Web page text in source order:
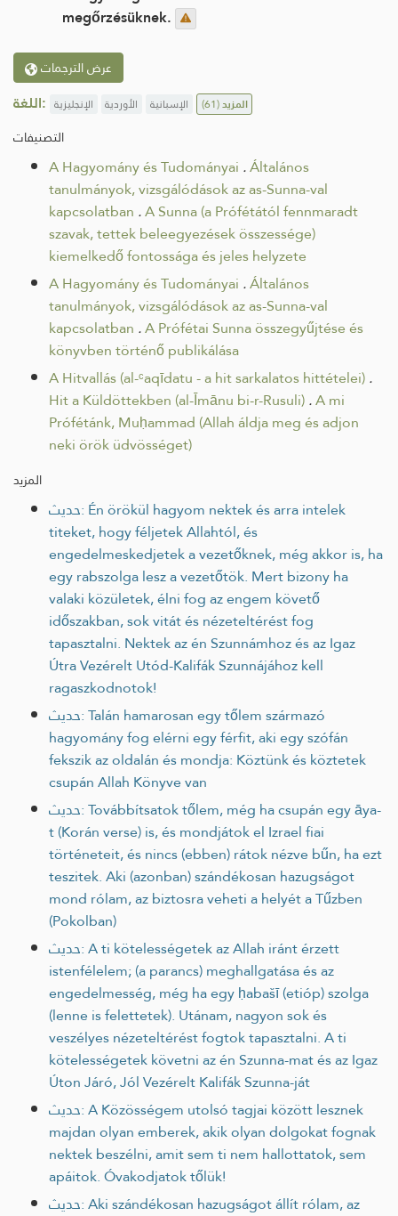
megőrzésüknek.
عرض الترجمات
اللغة: الإنجليزية الأوردية الإسبانية المزيد(61)
التصنيفات
A Hagyomány és Tudományai .Általános
tanulmányok, vizsgálódások az as-Sunna-val
kapcsolatban .A Sunna (a Prófétától fennmaradt
szavak, tettek beleegyezések összessége)
kiemelkedő fontossága és jeles helyzete
A Hagyomány és Tudományai .Általános
tanulmányok, vizsgálódások az as-Sunna-val
kapcsolatban .A Prófétai Sunna összegyűjtése és
könyvben történő publikálása
A Hitvallás (al-ᶜaqīdatu - a hit sarkalatos hittételei).
Hit a Küldöttekben (al-Īmānu bi-r-Rusuli).A mi
Prófétánk, Muḥammad (Allah áldja meg és adjon
neki örök üdvösséget)
المزيد
حديث: Én örökül hagyom nektek és arra intelek
titeket, hogy féljetek Allahtól, és
engedelmeskedjetek a vezetőknek, még akkor is, ha
egy rabszolga lesz a vezetőtök. Mert bizony ha
valaki közületek, élni fog az engem követő
időszakban, sok vitát és nézeteltérést fog
tapasztalni. Nektek az én Szunnámhoz és az Igaz
Útra Vezérelt Utód-Kalifák Szunnájához kell
ragaszkodnotok!
حديث: Talán hamarosan egy tőlem származó
hagyomány fog elérni egy férfit, aki egy szófán
fekszik az oldalán és mondja: Köztünk és köztetek
csupán Allah Könyve van
حديث: Továbbítsatok tőlem, még ha csupán egy āya-
t (Korán verse) is, és mondjátok el Izrael fiai
történeteit, és nincs (ebben) rátok nézve bűn, ha ezt
teszitek. Aki (azonban) szándékosan hazugságot
mond rólam, az biztosra veheti a helyét a Tűzben
(Pokolban)
حديث: A ti kötelességetek az Allah iránt érzett
istenfélelem; (a parancs) meghallgatása és az
engedelmesség, még ha egy ḥabašī (etióp) szolga
(lenne is felettetek). Utánam, nagyon sok és
veszélyes nézeteltérést fogtok tapasztalni. A ti
kötelességetek követni az én Szunna-mat és az Igaz
Úton Járó, Jól Vezérelt Kalifák Szunna-ját
حديث: A Közösségem utolsó tagjai között lesznek
majdan olyan emberek, akik olyan dolgokat fognak
nektek beszélni, amit sem ti nem hallottatok, sem
apáitok. Óvakodjatok tőlük!
حديث: Aki szándékosan hazugságot állít rólam, az